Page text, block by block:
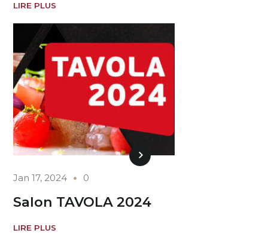
LIRE PLUS
Jan 17, 2024 0
Salon TAVOLA 2024
LIRE PLUS